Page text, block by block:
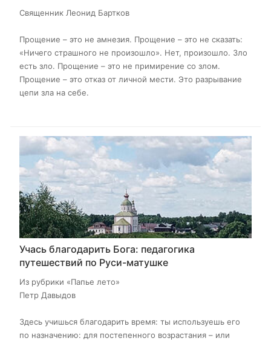
Священник Леонид Бартков
Прощение – это не амнезия. Прощение – это не сказать:
«Ничего страшного не произошло». Нет, произошло. Зло
есть зло. Прощение – это не примирение со злом.
Прощение – это отказ от личной мести. Это разрывание
цепи зла на себе.
Учась благодарить Бога: педагогика
путешествий по Руси-матушке
Из рубрики «Папье лето»
Петр Давыдов
Здесь учишься благодарить время: ты используешь его
по назначению: для постепенного возрастания – или